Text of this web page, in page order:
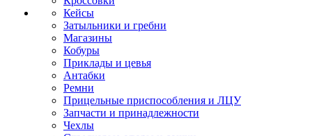
Кейсы
Затыльники и гребни
Магазины
Кобуры
Приклады и цевья
Антабки
Ремни
Прицельные приспособления и ЛЦУ
Запчасти и принадлежности
Чехлы